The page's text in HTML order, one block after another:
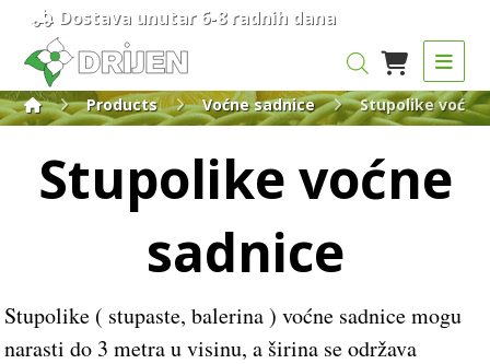
Dostava unutar 6-8 radnih dana
Products Voćne sadnice Stupolike voćne
Stupolike voćne
sadnice
Stupolike ( stupaste, balerina ) voćne sadnice mogu
narasti do 3 metra u visinu, a širina se održava